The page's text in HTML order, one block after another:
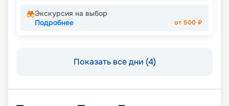
Экскурсия на выбор
Подробнее
от 500 ₽
Показать все дни (4)